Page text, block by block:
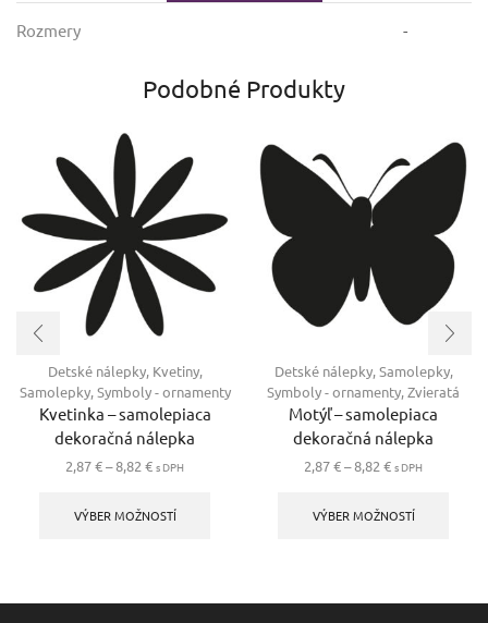
Rozmery -
Podobné Produkty
Detské nálepky, Kvetiny,
Samolepky,Symboly - ornamenty
Kvetinka – samolepiaca
dekoračná nálepka
2,87€–8,82 €Price
2,87 €
through
s DPH
VÝBER MOŽNOSTÍ
si
Detské nálepky,Samolepky,
Symboly - ornamenty,Zvieratá
Motýľ – samolepiaca
dekoračná nálepka
2,87€–8,82 €Price
2,87 €
through
s DPH
VÝBER MOŽNOSTÍ
si